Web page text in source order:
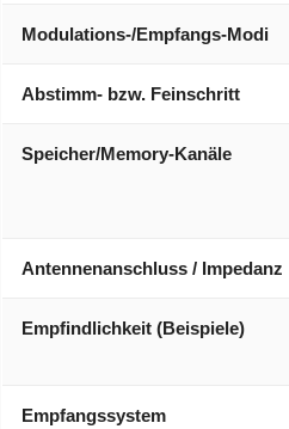
Modulations-/Empfangs-Modi
Abstimm- bzw. Feinschritt
Speicher/Memory-Kanäle
Antennenanschluss / Impedanz
Empfindlichkeit (Beispiele)
Empfangssystem